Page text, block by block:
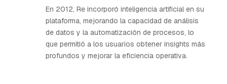
En 2012, Re incorporó inteligencia artificial en su
plataforma, mejorando la capacidad de análisis
de datos y la automatización de procesos, lo
que permitió a los usuarios obtener insights más
profundos y mejorar la eficiencia operativa.